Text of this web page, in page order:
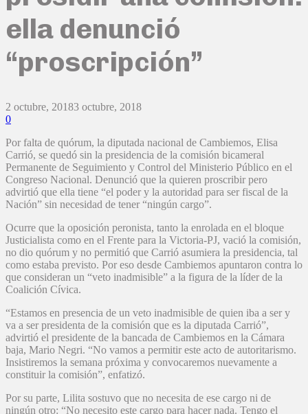
ella denunció
“proscripción”
2 octubre, 20183 octubre, 2018
0
Por falta de quórum, la diputada nacional de Cambiemos, Elisa
Carrió, se quedó sin la presidencia de la comisión bicameral
Permanente de Seguimiento y Control del Ministerio Público en el
Congreso Nacional. Denunció que la quieren proscribir pero
advirtió que ella tiene “el poder y la autoridad para ser fiscal de la
Nación” sin necesidad de tener “ningún cargo”.
Ocurre que la oposición peronista, tanto la enrolada en el bloque
Justicialista como en el Frente para la Victoria-PJ, vació la comisión,
no dio quórum y no permitió que Carrió asumiera la presidencia, tal
como estaba previsto. Por eso desde Cambiemos apuntaron contra lo
que consideran un “veto inadmisible” a la figura de la líder de la
Coalición Cívica.
“Estamos en presencia de un veto inadmisible de quien iba a ser y
va a ser presidenta de la comisión que es la diputada Carrió”,
advirtió el presidente de la bancada de Cambiemos en la Cámara
baja, Mario Negri. “No vamos a permitir este acto de autoritarismo.
Insistiremos la semana próxima y convocaremos nuevamente a
constituir la comisión”, enfatizó.
Por su parte, Lilita sostuvo que no necesita de ese cargo ni de
ningún otro: “No necesito este cargo para hacer nada. Tengo el